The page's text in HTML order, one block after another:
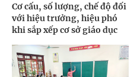
Cơ cấu, số lượng, chế độ đối
với hiệu trưởng, hiệu phó
khi sắp xếp cơ sở giáo dục